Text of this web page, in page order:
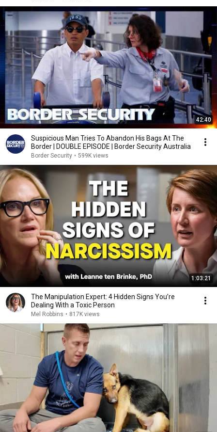
42:40
Suspicious Man Tries To Abandon His Bags At The
Border | DOUBLE EPISODE | Border Security Australia
Border Security • 599K views
1:03:21
The Manipulation Expert: 4 Hidden Signs You’re
Dealing With a Toxic Person
Mel Robbins • 817K views